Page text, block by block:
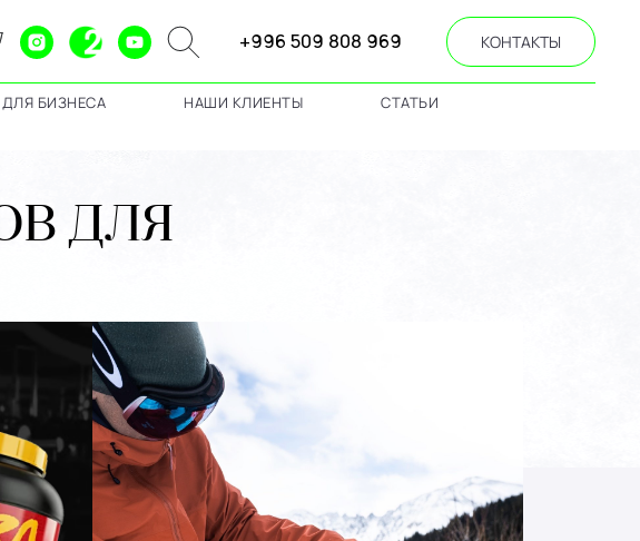
+996 509 808 969 КОНТАКТЫ
БИЗНЕСА НАШИ КЛИЕНТЫ
СТАТЬИ
ДЛЯ